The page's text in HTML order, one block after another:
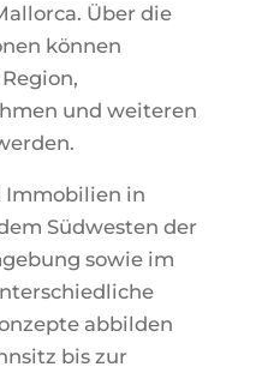
Über die
können
und weiteren
Immobilien in
Südwesten der
sowie im
abbilden
bis zur